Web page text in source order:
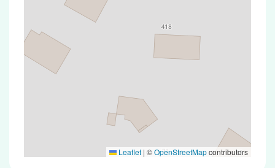
Leaflet | ©OpenStreetMapcontributors